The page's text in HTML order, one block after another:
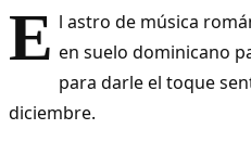
E l astro de música
en suelo dominicano
para darle el toque
diciembre.